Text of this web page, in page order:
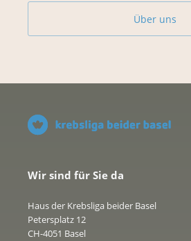
Über uns
Wir sind für Sie da
Haus der Krebsliga beider Basel
Petersplatz 12
CH-4051 Basel